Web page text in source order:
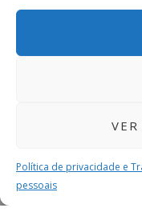
Política de privacidade e
pessoais